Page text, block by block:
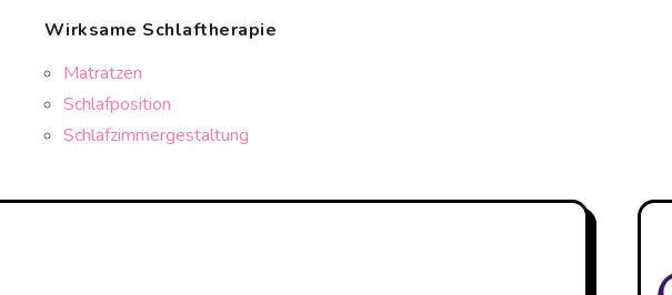
Wirksame Schlaftherapie
Matratzen
Schlafposition
Schlafzimmergestaltung